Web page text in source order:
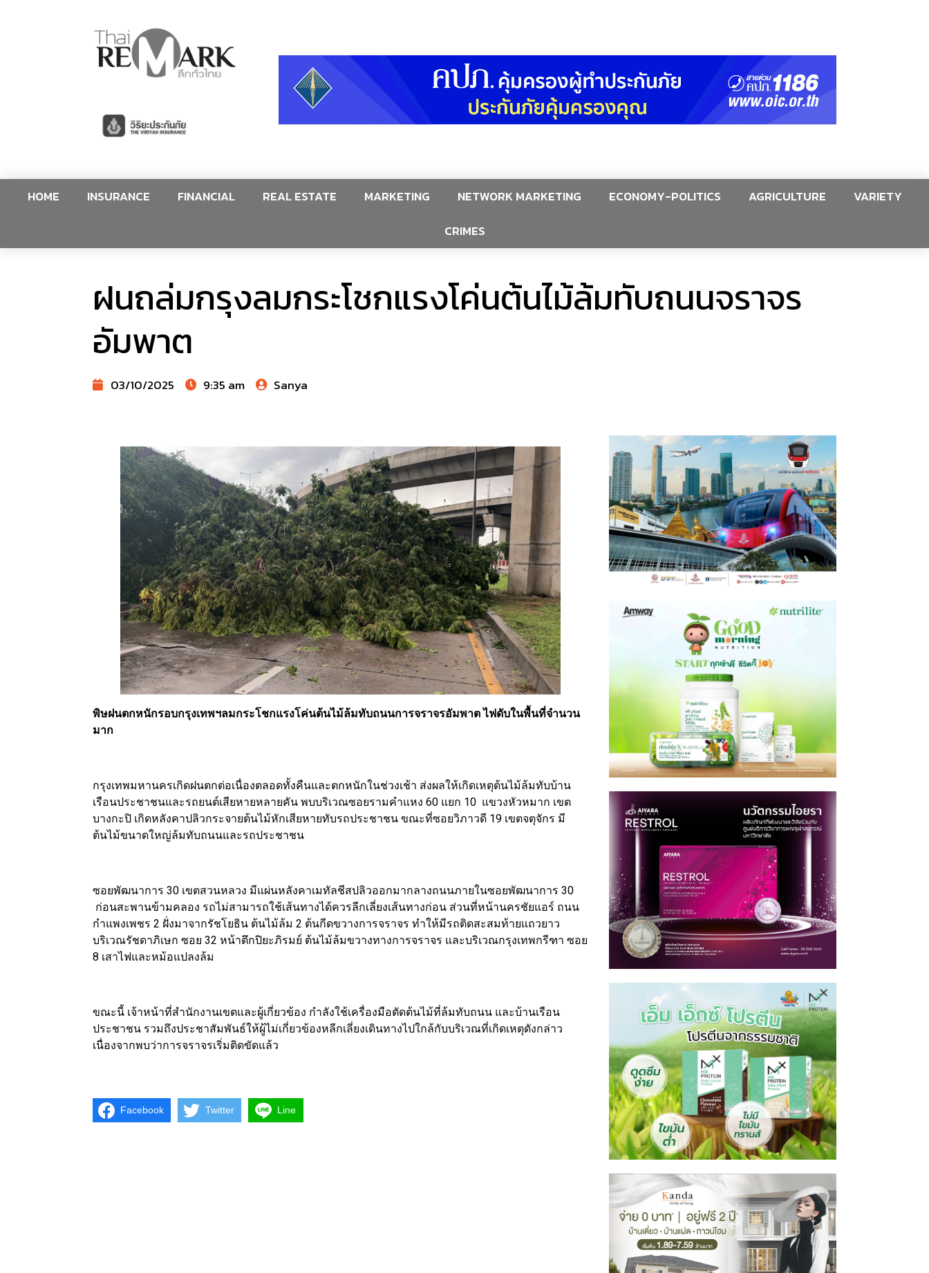
HOME INSURANCE FINANCIAL REAL ESTATE MARKETING NETWORK MARKETING ECONOMY-POLITICS AGRICULTURE
VARIETY
CRIMES
ฝนถล่มกรุงลมกระโชกแรงโค่นต้นไม้ล้มทับถนนจราจร
อัมพาต
03/10/2025 9:35 am Sanya
พิษฝนตกหนักรอบกรุงเทพฯลมกระโชกแรงโค่นต้นไม้ล้มทับถนนการจราจรอัมพาต ไฟดับในพื้นที่จำนวน
มาก
กรุงเทพมหานครเกิดฝนตกต่อเนื่องตลอดทั้งคืนและตกหนักในช่วงเช้า ส่งผลให้เกิดเหตุต้นไม้ล้มทับบ้าน
เรือนประชาชนและรถยนต์เสียหายหลายคัน พบบริเวณซอยรามคำแหง 60 แยก 10 แขวงหัวหมาก เขต
บางกะปิ เกิดหลังคาปลิวกระจายต้นไม้หักเสียหายทับรถประชาชน ขณะที่ซอยวิภาวดี 19 เขตจตุจักร มี
ต้นไม้ขนาดใหญ่ล้มทับถนนและรถประชาชน
ซอยพัฒนาการ 30 เขตสวนหลวง มีแผ่นหลังคาเมทัลชีสปลิวออกมากลางถนนภายในซอยพัฒนาการ 30
ก่อนสะพานข้ามคลอง รถไม่สามารถใช้เส้นทางได้ควรลีกเลี่ยงเส้นทางก่อน ส่วนที่หน้านครชัยแอร์ ถนน
กำแพงเพชร 2 ฝั่งมาจากรัชโยธิน ต้นไม้ล้ม 2 ต้นกีดขวางการจราจร ทำให้มีรถติดสะสมท้ายแถวยาว
บริเวณรัชดาภิเษก ซอย 32 หน้าตึกปิยะภิรมย์ ต้นไม้ล้มขวางทางการจราจร และบริเวณกรุงเทพกรีฑา ซอย
8 เสาไฟและหม้อแปลงล้ม
ขณะนี้ เจ้าหน้าที่สำนักงานเขตและผู้เกี่ยวข้อง กำลังใช้เครื่องมือตัดต้นไม้ที่ล้มทับถนน และบ้านเรือน
ประชาชน รวมถึงประชาสัมพันธ์ให้ผู้ไม่เกี่ยวข้องหลีกเลี่ยงเดินทางไปใกล้กับบริเวณที่เกิดเหตุดังกล่าว
เนื่องจากพบว่าการจราจรเริ่มติดขัดแล้ว
Facebook Twitter Line